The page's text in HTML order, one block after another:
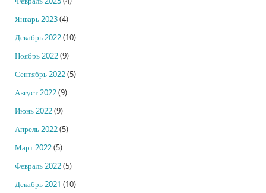
Январь 2023(4)
Декабрь 2022(10)
Ноябрь 2022(9)
Сентябрь 2022(5)
Август 2022(9)
Июнь 2022(9)
Апрель 2022(5)
Март 2022(5)
Февраль 2022(5)
Декабрь 2021 (10)